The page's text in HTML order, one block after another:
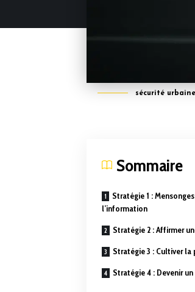
sécurité
Sommaire
Stratégie 1 :
l’information
Stratégie 2 : Affirmer
Stratégie 3 : Cultiver
Stratégie 4 : Devenir